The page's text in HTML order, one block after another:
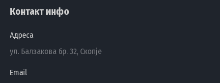
Контакт инфо
Адреса
ул. Балзакова бр. 32, Скопје
Email